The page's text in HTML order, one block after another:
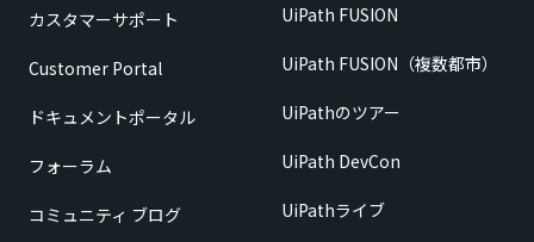
カスタマーサポート
Customer Portal
ドキュメントポータル
フォーラム
コミュニティ ブログ
UiPath FUSION
UiPath FUSION（複数都市）
UiPathのツアー
UiPath DevCon
UiPathライブ